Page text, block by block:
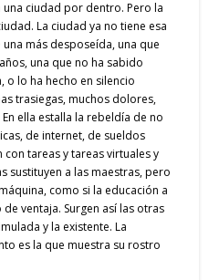
ciudad por dentro. Pero la
La ciudad ya no tiene esa
más desposeída, una que
una que no ha sabido
o lo ha hecho en silencio
trasiegas, muchos dolores,
ella estalla la rebeldía de no
de internet, de sueldos
con tareas y tareas virtuales y
sustituyen a las maestras, pero
como si la educación a
ventaja. Surgen así las otras
y la existente. La
es la que muestra su rostro